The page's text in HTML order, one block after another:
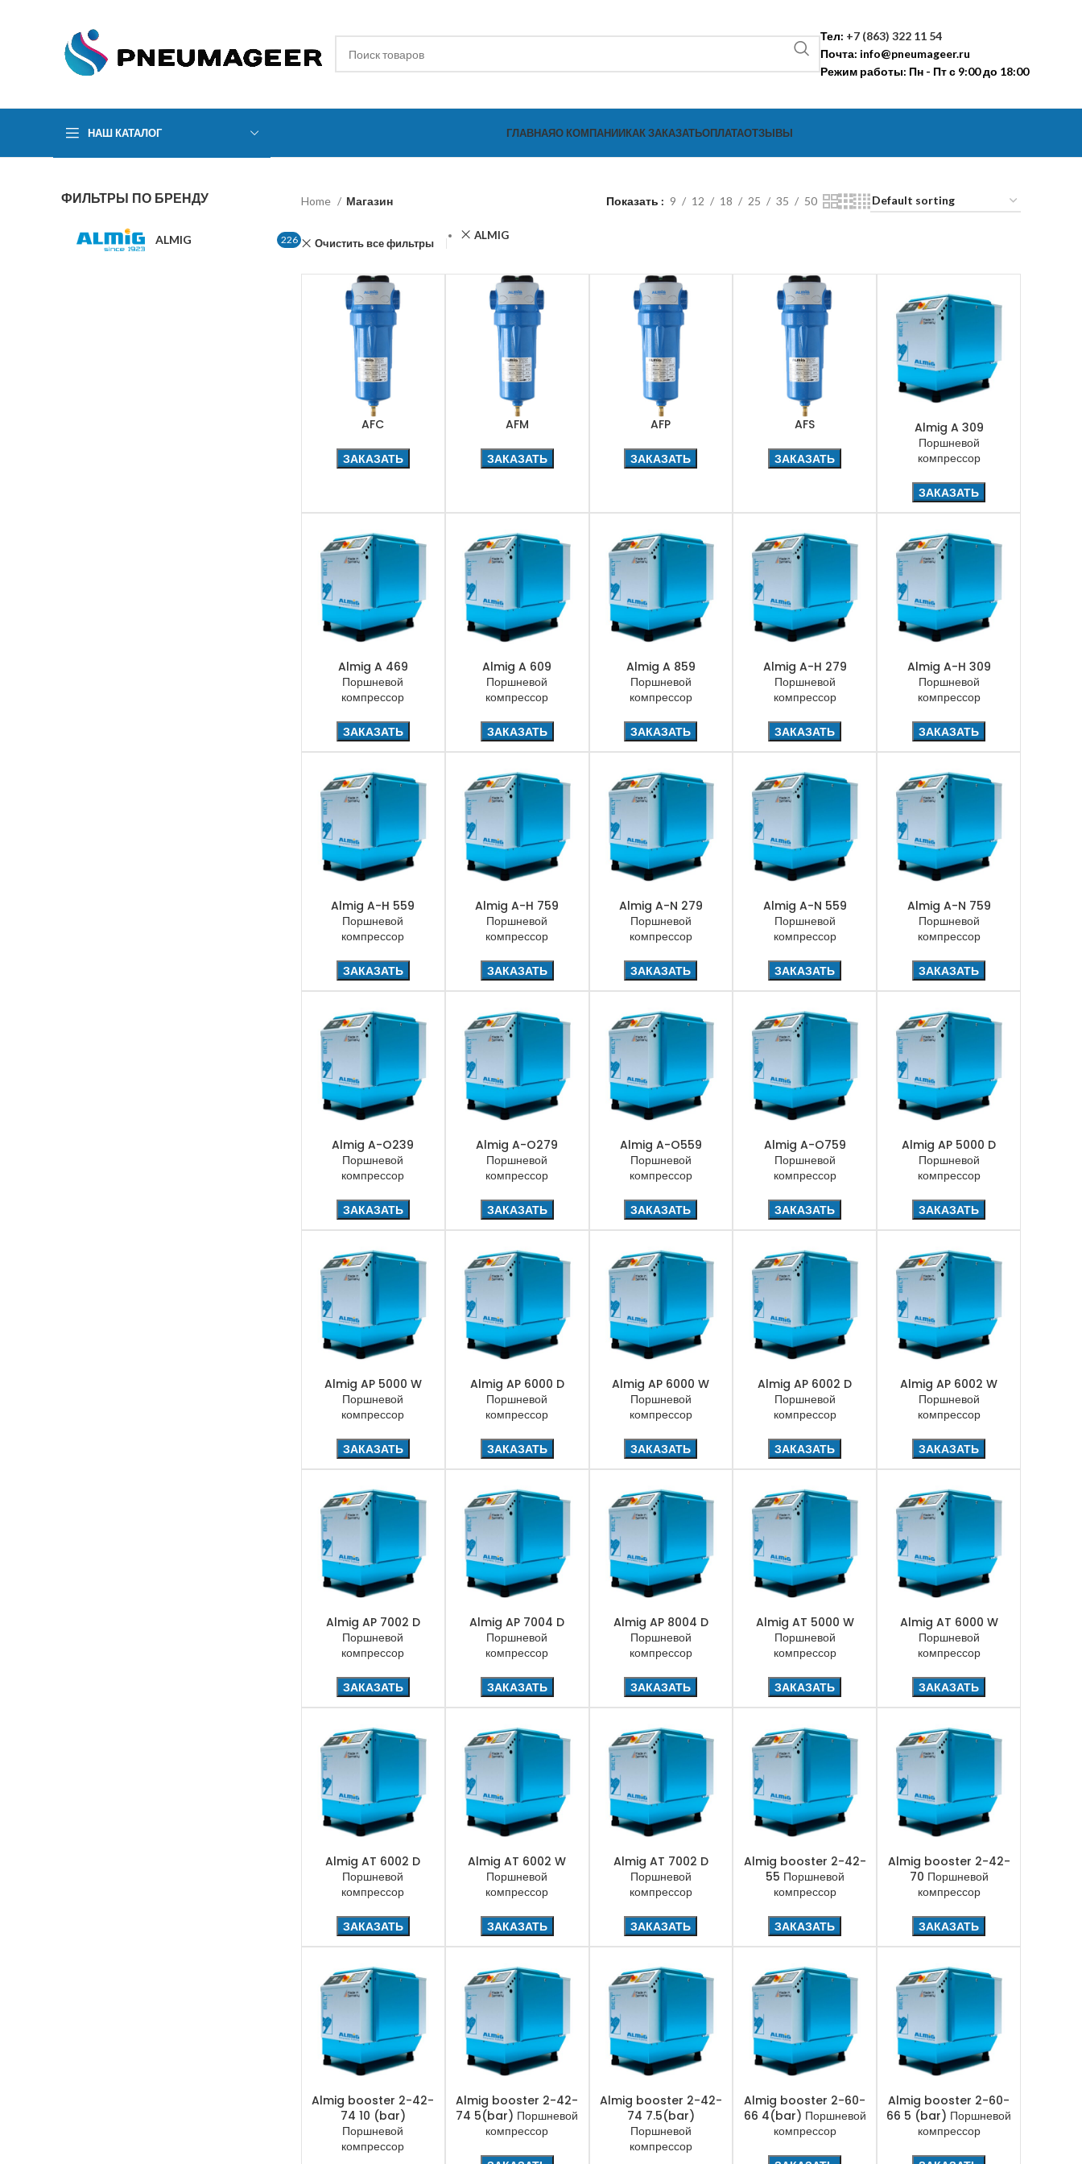
Тел: +7 (863) 322 11 54
Почта: info@pneumageer.ru
Режим работы: Пн - Пт с 9:00 до 18:00
НАШ КАТАЛОГ ГЛАВНАЯО КОМПАНИИКАК ЗАКАЗАТЬОПЛАТАОТЗЫВЫ
ФИЛЬТРЫ ПО БРЕНДУ
ALMIG 226
Home Магазин Показать 9 12 18 25 35 50
Очистить все фильтры
ALMIG
AFC
ЗАКАЗАТЬ
AFM
ЗАКАЗАТЬ
AFP
ЗАКАЗАТЬ
AFS
ЗАКАЗАТЬ
Almig A 309
Поршневой
компрессор
ЗАКАЗАТЬ
Almig A 469
Поршневой
компрессор
ЗАКАЗАТЬ
Almig A 609
Поршневой
компрессор
ЗАКАЗАТЬ
Almig A 859
Поршневой
компрессор
ЗАКАЗАТЬ
Almig A-H 279
Поршневой
компрессор
ЗАКАЗАТЬ
Almig A-H 309
Поршневой
компрессор
ЗАКАЗАТЬ
Almig A-H 559
Поршневой
компрессор
ЗАКАЗАТЬ
Almig A-H 759
Поршневой
компрессор
ЗАКАЗАТЬ
Almig A-N 279
Поршневой
компрессор
ЗАКАЗАТЬ
Almig A-N 559
Поршневой
компрессор
ЗАКАЗАТЬ
Almig A-N 759
Поршневой
компрессор
ЗАКАЗАТЬ
Almig A-O239
Поршневой
компрессор
ЗАКАЗАТЬ
Almig A-O279
Поршневой
компрессор
ЗАКАЗАТЬ
Almig A-O559
Поршневой
компрессор
ЗАКАЗАТЬ
Almig A-O759
Поршневой
компрессор
ЗАКАЗАТЬ
Almig AP 5000 D
Поршневой
компрессор
ЗАКАЗАТЬ
Almig AP 5000 W
Поршневой
компрессор
ЗАКАЗАТЬ
Almig AP 6000 D
Поршневой
компрессор
ЗАКАЗАТЬ
Almig AP 6000 W
Поршневой
компрессор
ЗАКАЗАТЬ
Almig AP 6002 D
Поршневой
компрессор
ЗАКАЗАТЬ
Almig AP 6002 W
Поршневой
компрессор
ЗАКАЗАТЬ
Almig AP 7002 D
Поршневой
компрессор
ЗАКАЗАТЬ
Almig AP 7004 D
Поршневой
компрессор
ЗАКАЗАТЬ
Almig AP 8004 D
Поршневой
компрессор
ЗАКАЗАТЬ
Almig AT 5000 W
Поршневой
компрессор
ЗАКАЗАТЬ
Almig AT 6000 W
Поршневой
компрессор
ЗАКАЗАТЬ
Almig AT 6002 D
Поршневой
компрессор
ЗАКАЗАТЬ
Almig AT 6002 W
Поршневой
компрессор
ЗАКАЗАТЬ
Almig AT 7002 D
Поршневой
компрессор
ЗАКАЗАТЬ
Almig booster 2-42-
55 Поршневой
компрессор
ЗАКАЗАТЬ
Almig booster 2-42-
70 Поршневой
компрессор
ЗАКАЗАТЬ
Almig booster 2-42-
74 10 (bar)
Поршневой
компрессор
Almig booster 2-42-
74 5(bar) Поршневой
компрессор
Almig booster 2-42-
74 7.5(bar)
Поршневой
компрессор
Almig booster 2-60-
66 4(bar) Поршневой
компрессор
Almig booster 2-60-
66 5 (bar) Поршневой
компрессор